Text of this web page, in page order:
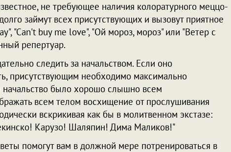
не требующее наличия колоратурного меццо-
займут всех присутствующих и вызовут приятное
"Can't buy me love", "Ой мороз, мороз" или "Ветер с
репертуар.
следить за начальством. Если оно
присутствующим необходимо максимально
начальство было хорошо слышно всем
всем телом восхищение от прослушивания
вскрикивая как бы в молитвенном экстазе:
Карузо! Шаляпин! Дима Маликов!"
помогут вам в должной мере потренироваться в